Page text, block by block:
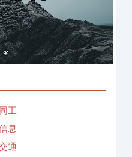
工
息
通